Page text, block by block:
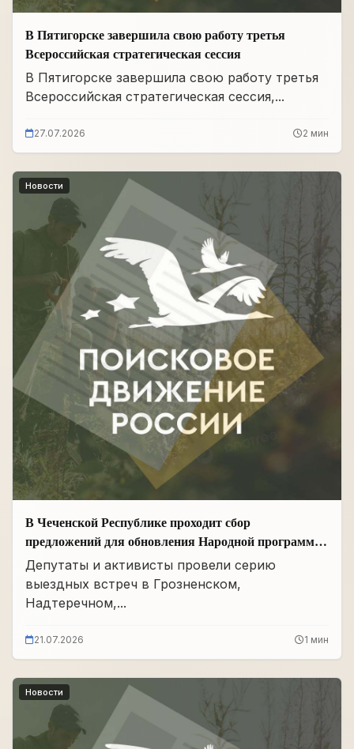
В Пятигорске завершила свою работу третья
Всероссийская стратегическая сессия
В Пятигорске завершила свою работу третья
Всероссийская стратегическая сессия,...
27.07.2026 2 мин
Новости
В Чеченской Республике проходит сбор
предложений для обновления Народной программы
в сфере АПК
Депутаты и активисты провели серию
выездных встреч в Грозненском,
Надтеречном,...
21.07.2026 1 мин
Новости